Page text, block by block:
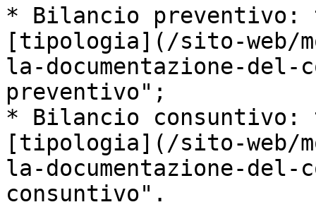
* Bilancio
[tipologia](/sito-web/
la-documentazione-del-
preventivo";
* Bilancio
[tipologia](/sito-web/
la-documentazione-del-
consuntivo".